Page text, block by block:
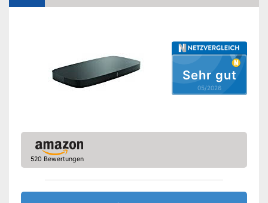
Sehr gut
05/2026
520 Bewertungen